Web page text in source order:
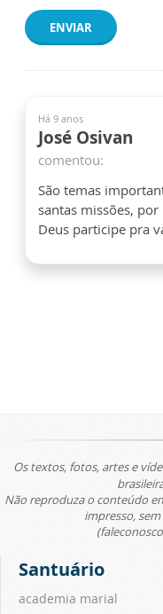
ENVIAR
Há 9 anos
José Osivan
comentou:
São temas
santas missões,
Deus participe pra
Os textos, fotos, artes e
Não reproduza o conteúdo
impresso,
Santuário
academia marial